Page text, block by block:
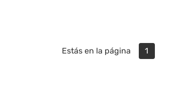
Estás en la página 1